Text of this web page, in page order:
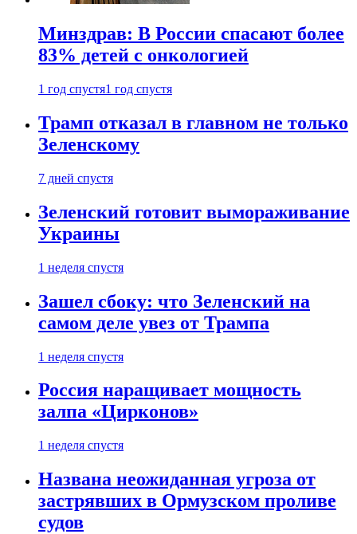
Минздрав: В России спасают более
83% детей с онкологией
1 год спустя1 год спустя
Трамп отказал в главном не только
Зеленскому
7 дней спустя
Зеленский готовит вымораживание
Украины
1 неделя спустя
Зашел сбоку: что Зеленский на
самом деле увез от Трампа
1 неделя спустя
Россия наращивает мощность
залпа «Цирконов»
1 неделя спустя
Названа неожиданная угроза от
застрявших в Ормузском проливе
судов